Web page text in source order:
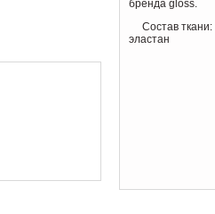
бренда gloss.
Состав
эластан